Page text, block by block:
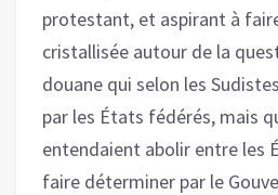
protestant, et aspirant à
cristallisée autour de la
douane qui selon les
par les États fédérés, mais
entendaient abolir entre les
faire déterminer par le